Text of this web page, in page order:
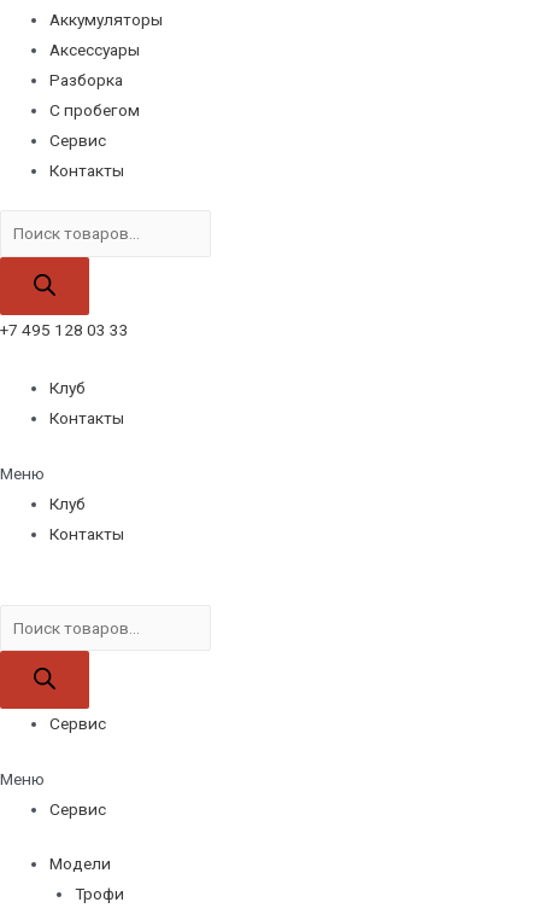
Аккумуляторы
Аксессуары
Разборка
С пробегом
Сервис
Контакты
товаров
+7 495 128 03 33
Клуб
Контакты
Меню
Клуб
Контакты
товаров
Сервис
Меню
Сервис
Модели
Трофи